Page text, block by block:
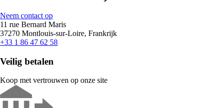
Neem contact op
11 rue Bernard Maris
37270 Montlouis-sur-Loire, Frankrijk
+33 1 86 47 62 58
Veilig betalen
Koop met vertrouwen op onze site